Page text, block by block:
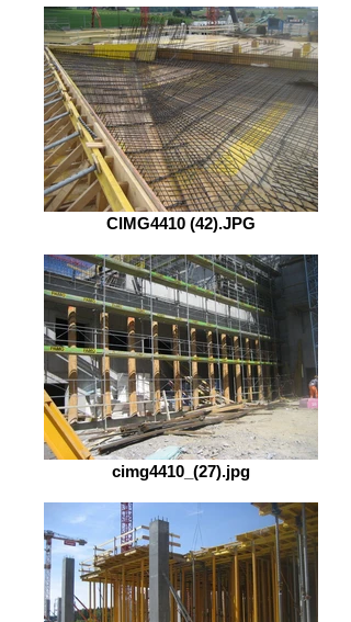
CIMG4410 (42).JPG
cimg4410_(27).jpg